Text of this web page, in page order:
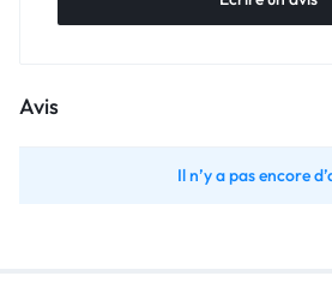
Avis
Il n’y a pas encore